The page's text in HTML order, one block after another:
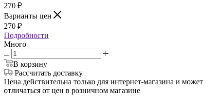
270 ₽
Варианты цен
270 ₽
Подробности
Много
В корзину
Рассчитать доставку
Цена действительна только для интернет-магазина и может
отличаться от цен в розничном магазине